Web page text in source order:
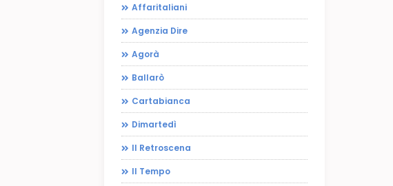
Affaritaliani
Agenzia Dire
Agorà
Ballarò
Cartabianca
Dimartedì
Il Retroscena
Il Tempo